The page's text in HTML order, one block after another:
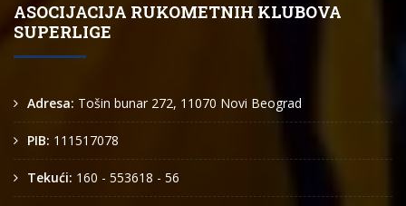
ASOCIJACIJA RUKOMETNIH KLUBOVA
SUPERLIGE
Adresa: Tošin bunar 272, 11070 Novi Beograd
PIB: 111517078
Tekući: 160 - 553618 - 56